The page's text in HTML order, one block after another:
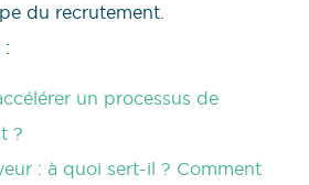
du recrutement.
:
un processus de
?
: à quoi sert-il ? Comment